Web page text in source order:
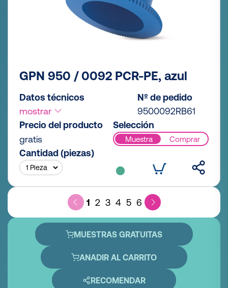
GPN 950 / 0092 PCR-PE, azul
Datos técnicos
mostrar
Nº de pedido
9500092RB61
Precio del producto
gratis
Selección
Muestra Comprar
Cantidad (piezas)
1 2 3 4 5 6
MUESTRAS GRATUITAS
ANADIR AL CARRITO
RECOMENDAR